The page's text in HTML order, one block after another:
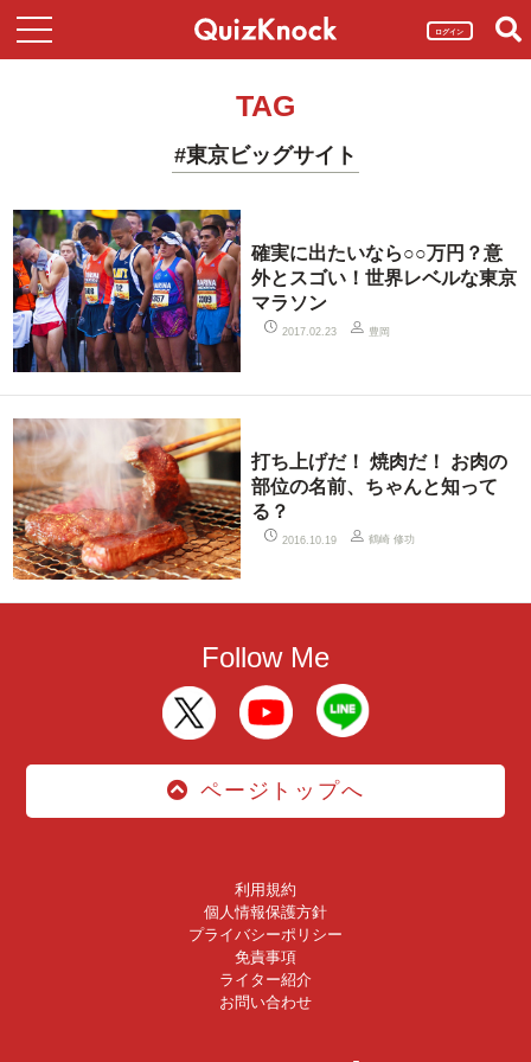
ログイン
TAG
#東京ビッグサイト
確実に出たいなら○○万円？意
外とスゴい！世界レベルな東京
マラソン
2017.02.23 豊岡
打ち上げだ！ 焼肉だ！ お肉の
部位の名前、ちゃんと知って
る？
2016.10.19 鶴崎 修功
Follow Me
ページトップへ
利用規約
個人情報保護方針
プライバシーポリシー
免責事項
ライター紹介
お問い合わせ